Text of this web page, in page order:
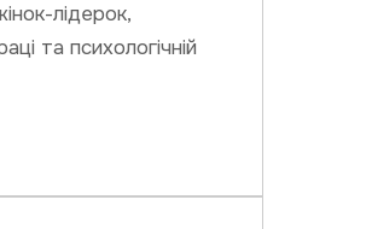
лідерок,
та психологічній